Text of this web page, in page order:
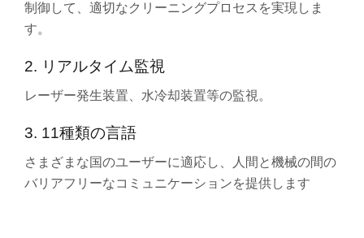
制御して、適切なクリーニングプロセスを実現しま
す。
2. リアルタイム監視
レーザー発生装置、水冷却装置等の監視。
3. 11種類の言語
さまざまな国のユーザーに適応し、人間と機械の間の
バリアフリーなコミュニケーションを提供します